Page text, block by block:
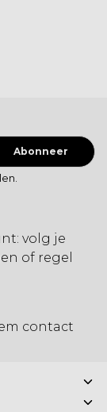
Abonneer
volg je
of regel
contact